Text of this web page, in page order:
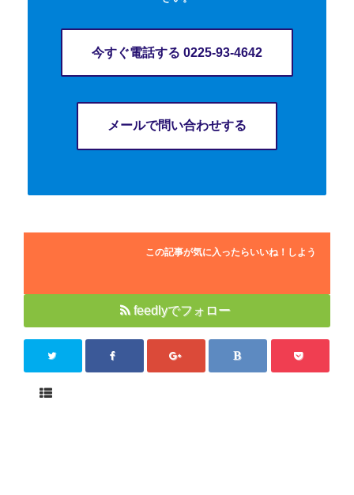
今すぐ電話する 0225-93-4642
メールで問い合わせする
この記事が気に入ったらいいね！しよう
feedlyでフォロー